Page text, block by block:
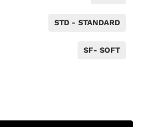
STD - STANDARD
SF- SOFT